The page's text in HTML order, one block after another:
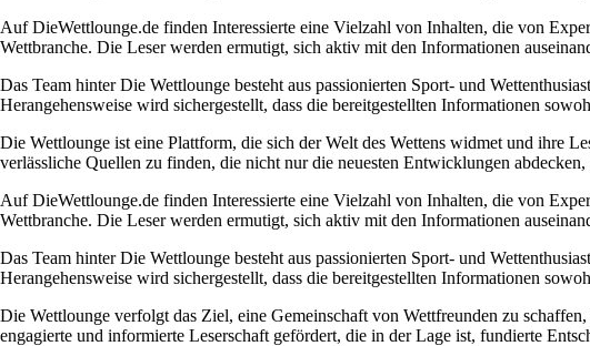
Auf DieWettlounge.de finden Interessierte eine Vielzahl von Inhalten, die von
Wettbranche. Die Leser werden ermutigt, sich aktiv mit den Informationen
Das Team hinter Die Wettlounge besteht aus passionierten Sport- und
Herangehensweise wird sichergestellt, dass die bereitgestellten Informationen
Die Wettlounge ist eine Plattform, die sich der Welt des Wettens widmet und ihre
verlässliche Quellen zu finden, die nicht nur die neuesten Entwicklungen
Auf DieWettlounge.de finden Interessierte eine Vielzahl von Inhalten, die von
Wettbranche. Die Leser werden ermutigt, sich aktiv mit den Informationen
Das Team hinter Die Wettlounge besteht aus passionierten Sport- und
Herangehensweise wird sichergestellt, dass die bereitgestellten Informationen
Die Wettlounge verfolgt das Ziel, eine Gemeinschaft von Wettfreunden zu
engagierte und informierte Leserschaft gefördert, die in der Lage ist, fundierte